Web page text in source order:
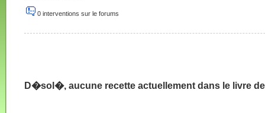
0 interventions sur le forums
D�sol�, aucune recette actuellement dans le livre